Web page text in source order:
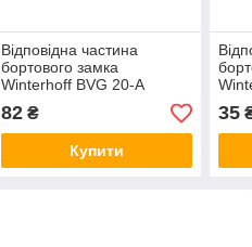
Відповідна частина
бортового замка
Winterhoff BVG 20-A
1860075
82₴
Купити
35